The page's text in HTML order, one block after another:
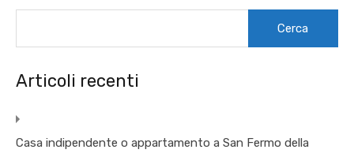
Articoli recenti
Casa indipendente o appartamento a San Fermo della